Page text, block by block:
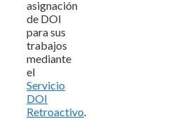
asignación
de DOI
para sus
trabajos
mediante
el
Servicio
DOI
Retroactivo.